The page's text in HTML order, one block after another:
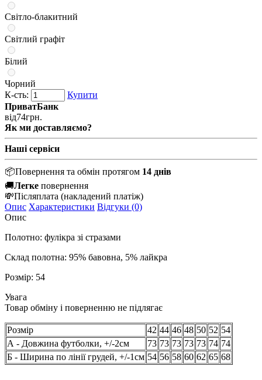
Світло-блакитний
Світлий графіт
Білий
Чорний
К-сть:
Купити
ПриватБанк
від74грн.
Як ми доставляємо?
Наші сервіси
📦Повернення та обмін протягом 14 днів
🚚Легке повернення
💸Післяплата (накладений платіж)
Опис Характеристики Відгуки (0)
Опис
Полотно: фулікра зі стразами
Склад полотна: 95% бавовна, 5% лайкра
Розмір: 54
Увага
Товар обміну і поверненню не підлягає
Розмір 42 44 46 48 50 52 54
А - Довжина футболки, +/-2см
73 73 73 73 73 74 74
Б - Ширина по лінії грудей, +/-1см 54 56 58 60 62 65 68